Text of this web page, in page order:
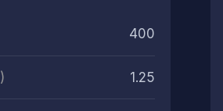
400
1.25